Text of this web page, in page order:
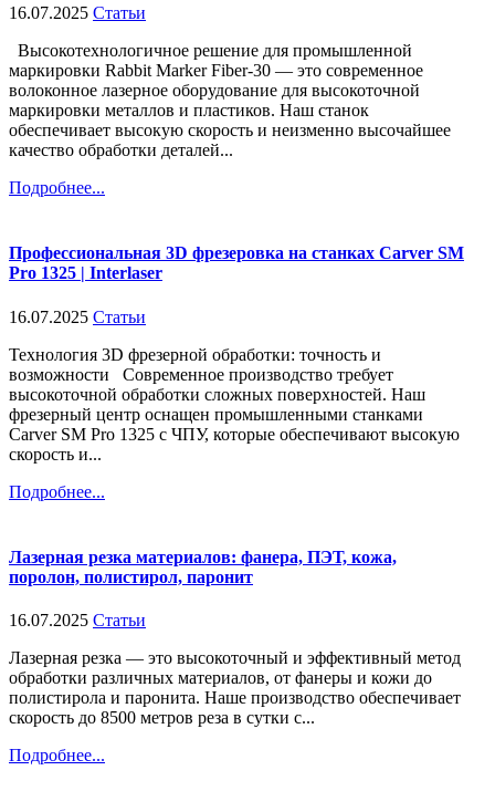
16.07.2025 Статьи
Высокотехнологичное решение для промышленной
маркировки Rabbit Marker Fiber-30 — это современное
волоконное лазерное оборудование для высокоточной
маркировки металлов и пластиков. Наш станок
обеспечивает высокую скорость и неизменно высочайшее
качество обработки деталей...
Подробнее...
Профессиональная 3D фрезеровка на станках Carver SM
Pro 1325 | Interlaser
16.07.2025 Статьи
Технология 3D фрезерной обработки: точность и
возможности Современное производство требует
высокоточной обработки сложных поверхностей. Наш
фрезерный центр оснащен промышленными станками
Carver SM Pro 1325 с ЧПУ, которые обеспечивают высокую
скорость и...
Подробнее...
Лазерная резка материалов: фанера, ПЭТ, кожа,
поролон, полистирол, паронит
16.07.2025 Статьи
Лазерная резка — это высокоточный и эффективный метод
обработки различных материалов, от фанеры и кожи до
полистирола и паронита. Наше производство обеспечивает
скорость до 8500 метров реза в сутки с...
Подробнее...